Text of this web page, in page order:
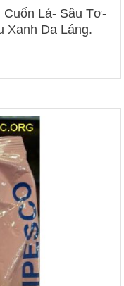
Lá- Sâu Tơ-
Xanh Da Láng.